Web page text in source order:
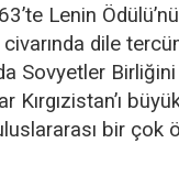
Lenin
dile
Sovyetler Birliğini
Kırgızistan’ı
bir çok